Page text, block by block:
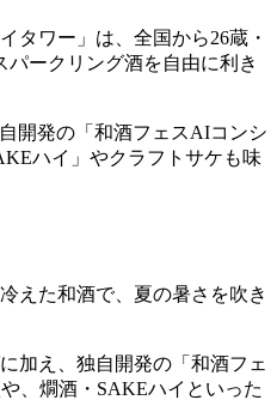
タワー」は、全国から26蔵・
パークリング酒を自由に利き
開発の「和酒フェスAIコンシ
ハイ」やクラフトサケも味
えた和酒で、夏の暑さを吹き
加え、独自開発の「和酒フェ
、燗酒・SAKEハイといった